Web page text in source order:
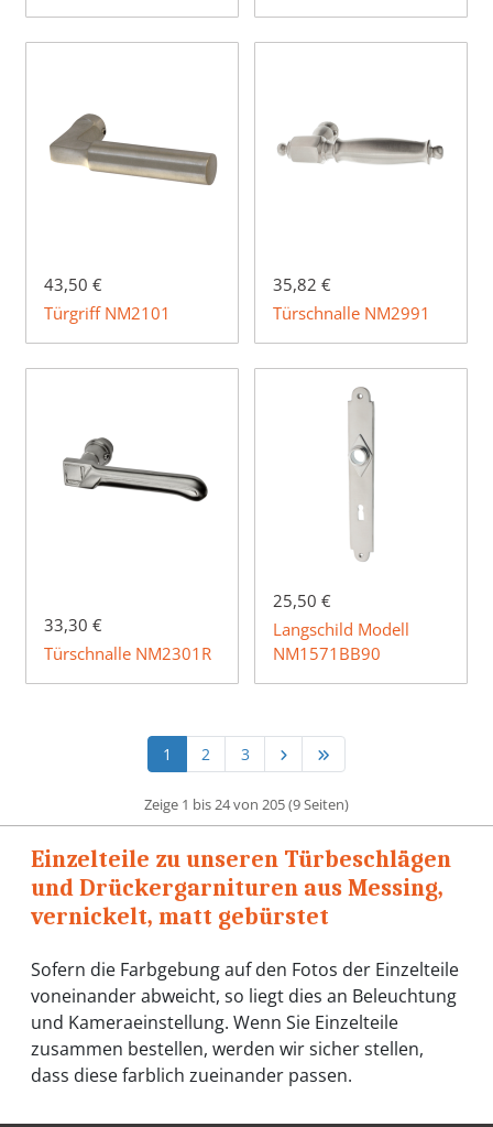
43,50 €
Türgriff NM2101
35,82 €
Türschnalle NM2991
33,30 €
Türschnalle NM2301R
25,50 €
Langschild Modell
NM1571BB90
1 2 3
Zeige 1 bis 24 von 205 (9 Seiten)
Einzelteile zu unseren Türbeschlägen
und Drückergarnituren aus Messing,
vernickelt, matt gebürstet
Sofern die Farbgebung auf den Fotos der Einzelteile
voneinander abweicht, so liegt dies an Beleuchtung
und Kameraeinstellung. Wenn Sie Einzelteile
zusammen bestellen, werden wir sicher stellen,
dass diese farblich zueinander passen.